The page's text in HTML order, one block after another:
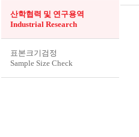
산학협력 및 연구용역
Industrial Research
표본크기검정
Sample Size Check